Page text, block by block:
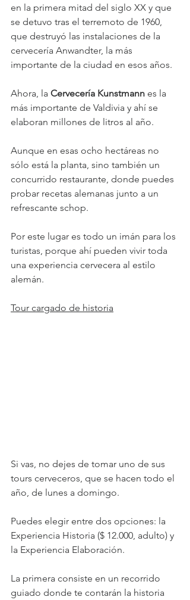
en la primera mitad del siglo XX y que
se detuvo tras el terremoto de 1960,
que destruyó las instalaciones de la
cervecería Anwandter, la más
importante de la ciudad en esos años.
Ahora, la Cervecería Kunstmann es la
más importante de Valdivia y ahí se
elaboran millones de litros al año.
Aunque en esas ocho hectáreas no
sólo está la planta, sino también un
concurrido restaurante, donde puedes
probar recetas alemanas junto a un
refrescante schop.
Por este lugar es todo un imán para los
turistas, porque ahí pueden vivir toda
una experiencia cervecera al estilo
alemán.
Tour cargado de historia
Si vas, no dejes de tomar uno de sus
tours cerveceros, que se hacen todo el
año, de lunes a domingo.
Puedes elegir entre dos opciones: la
Experiencia Historia ($ 12.000, adulto) y
la Experiencia Elaboración.
La primera consiste en un recorrido
guiado donde te contarán la historia